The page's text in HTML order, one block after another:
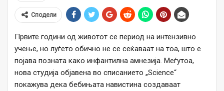
Сподели
Првите години од животот се период на интензивно
учење, но луѓето обично не се сеќаваат на тоа, што е
појава позната како инфантилна амнезија. Меѓутоа,
нова студија објавена во списанието „Science“
покажува дека бебињата навистина создаваат